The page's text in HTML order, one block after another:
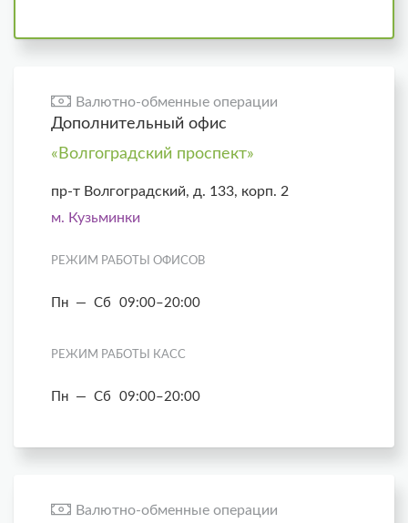
Валютно-обменные операции
Дополнительный офис
«Волгоградский проспект»
пр-т Волгоградский, д. 133, корп. 2
м. Кузьминки
РЕЖИМ РАБОТЫ ОФИСОВ
Пн — Сб 09:00–20:00
РЕЖИМ РАБОТЫ КАСС
Пн — Сб 09:00–20:00
Валютно-обменные операции